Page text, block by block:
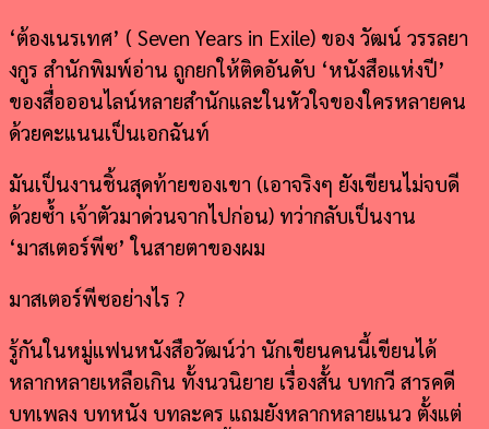
‘ต้องเนรเทศ’ ( Seven Years in Exile) ของ วัฒน์ วรรลยา
งกูร สำนักพิมพ์อ่าน ถูกยกให้ติดอันดับ ‘หนังสือแห่งปี’
ของสื่อออนไลน์หลายสำนักและในหัวใจของใครหลายคน
ด้วยคะแนนเป็นเอกฉันท์
มันเป็นงานชิ้นสุดท้ายของเขา (เอาจริงๆ ยังเขียนไม่จบดี
ด้วยซ้ำ เจ้าตัวมาด่วนจากไปก่อน) ทว่ากลับเป็นงาน
‘มาสเตอร์พีซ’ ในสายตาของผม
มาสเตอร์พีซอย่างไร ?
รู้กันในหมู่แฟนหนังสือวัฒน์ว่า นักเขียนคนนี้เขียนได้
หลากหลายเหลือเกิน ทั้งนวนิยาย เรื่องสั้น บทกวี สารคดี
บทเพลง บทหนัง บทละคร แถมยังหลากหลายแนว ตั้งแต่